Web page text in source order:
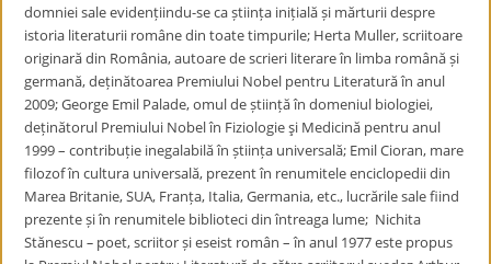
domniei sale evidențiindu-se ca știința inițială și mărturii despre
istoria literaturii române din toate timpurile; Herta Muller, scriitoare
originară din România, autoare de scrieri literare în limba română și
germană, deținătoarea Premiului Nobel pentru Literatură în anul
2009;George Emil Palade, omul de știință în domeniul biologiei,
deținătorul Premiului Nobel în Fiziologie şi Medicină pentru anul
1999 – contribuție inegalabilă în știința universală; Emil Cioran, mare
filozof în cultura universală, prezent în renumitele enciclopedii din
Marea Britanie, SUA, Franța, Italia, Germania, etc., lucrările sale fiind
prezente și în renumitele biblioteci din întreaga lume; Nichita
Stănescu – poet, scriitor și eseist român – în anul 1977 este propus